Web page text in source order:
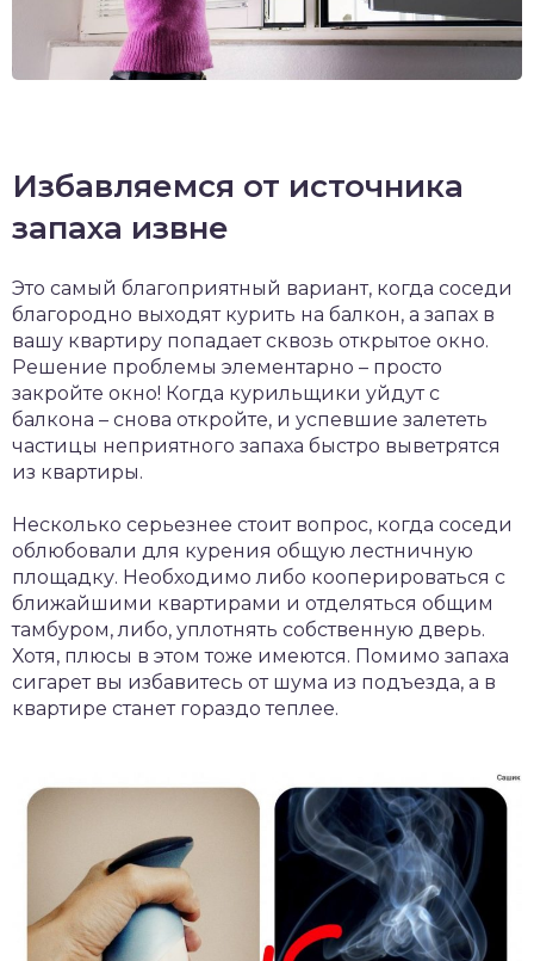
Избавляемся от источника
запаха извне
Это самый благоприятный вариант, когда соседи
благородно выходят курить на балкон, а запах в
вашу квартиру попадает сквозь открытое окно.
Решение проблемы элементарно – просто
закройте окно! Когда курильщики уйдут с
балкона – снова откройте, и успевшие залететь
частицы неприятного запаха быстро выветрятся
из квартиры.
Несколько серьезнее стоит вопрос, когда соседи
облюбовали для курения общую лестничную
площадку. Необходимо либо кооперироваться с
ближайшими квартирами и отделяться общим
тамбуром, либо, уплотнять собственную дверь.
Хотя, плюсы в этом тоже имеются. Помимо запаха
сигарет вы избавитесь от шума из подъезда, а в
квартире станет гораздо теплее.